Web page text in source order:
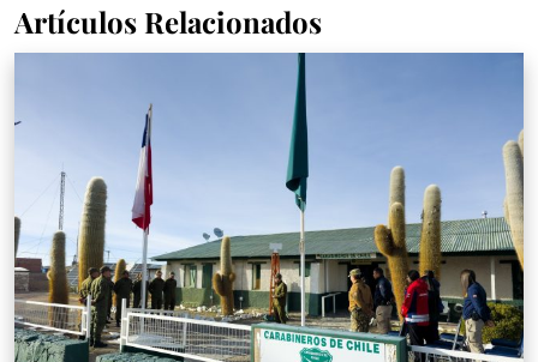
Artículos Relacionados